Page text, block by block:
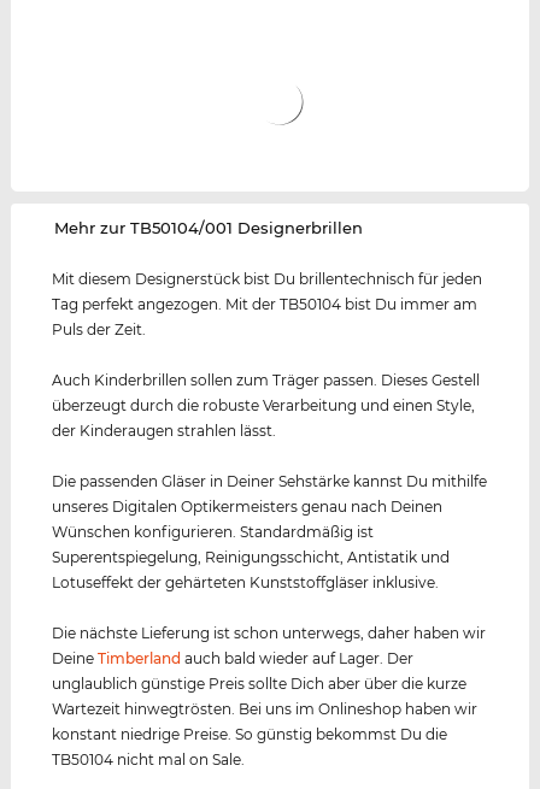
‌Mehr zur TB50104/001 Designerbrillen
Mit diesem Designerstück bist Du brillentechnisch für jeden
Tag perfekt angezogen. Mit der TB50104 bist Du immer am
Puls der Zeit.
Auch Kinderbrillen sollen zum Träger passen. Dieses Gestell
überzeugt durch die robuste Verarbeitung und einen Style,
der Kinderaugen strahlen lässt.
Die passenden Gläser in Deiner Sehstärke kannst Du mithilfe
unseres Digitalen Optikermeisters genau nach Deinen
Wünschen konfigurieren. Standardmäßig ist
Superentspiegelung, Reinigungsschicht, Antistatik und
Lotuseffekt der gehärteten Kunststoffgläser inklusive.
Die nächste Lieferung ist schon unterwegs, daher haben wir
DeineTimberland auch bald wieder auf Lager. Der
unglaublich günstige Preis sollte Dich aber über die kurze
Wartezeit hinwegtrösten. Bei uns im Onlineshop haben wir
konstant niedrige Preise. So günstig bekommst Du die
TB50104 nicht mal on Sale.